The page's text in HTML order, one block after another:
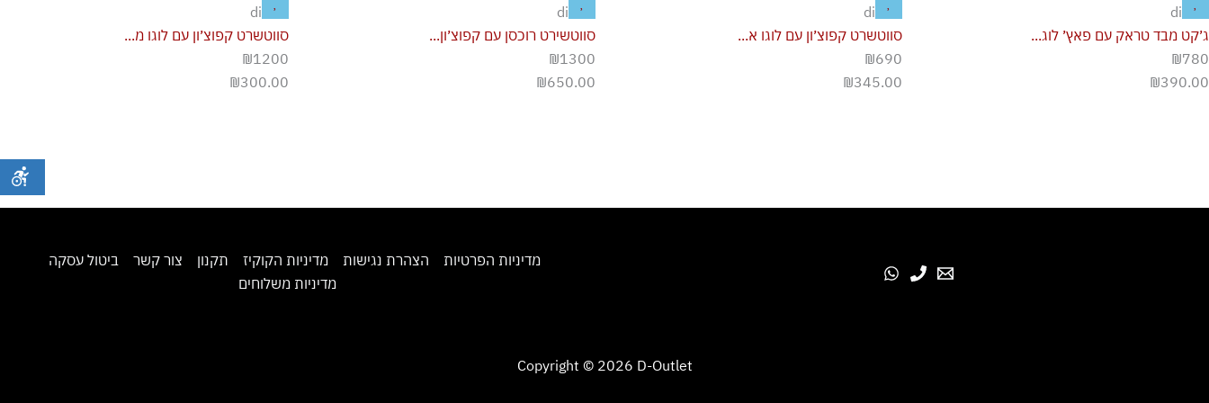
diesel
ג׳קט מבד טראק עם פאץ׳ לוג...
₪780
₪390.00
diesel
סווטשרט קפוצ׳ון עם לוגו א...
₪690
₪345.00
diesel
סווטשירט רוכסן עם קפוצ׳ון...
₪1300
₪650.00
diesel
סווטשרט קפוצ׳ון עם לוגו מ...
₪1200
₪300.00
מדיניות הפרטיות הצהרת נגישות מדיניות הקוקיז תקנון צור קשר
ביטול עסקה
מדיניות משלוחים
Copyright © 2026 D-Outlet